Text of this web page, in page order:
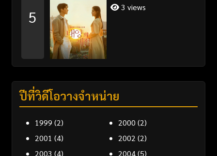
5
3 views
ปีที่วิดีโอวางจำหน่าย
1999 (2) 2000 (2)
2001 (4) 2002 (2)
2003 (4) 2004(5)